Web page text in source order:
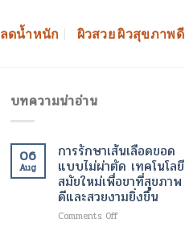
ลดน้ำหนัก ผิวสวย ผิวสุขภาพดี
บทความน่าอ่าน
06
Aug
การรักษาเส้นเลือดขอด
แบบไม่ผ่าตัด เทคโนโลยี
สมัยใหม่เพื่อขาที่สุขภาพ
ดีและสวยงามยิ่งขึ้น
Comments Offon